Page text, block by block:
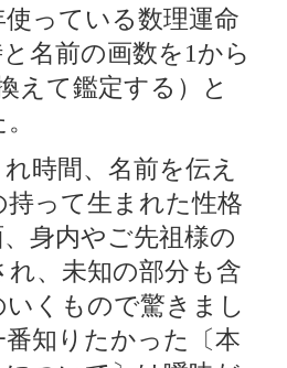
っている数理運命
名前の画数を 1から
えて鑑定する）と
時間、名前を伝え
って生まれた性格
身内やご先祖様の
、未知の部分も含
くもので驚きまし
知りたかった〔本